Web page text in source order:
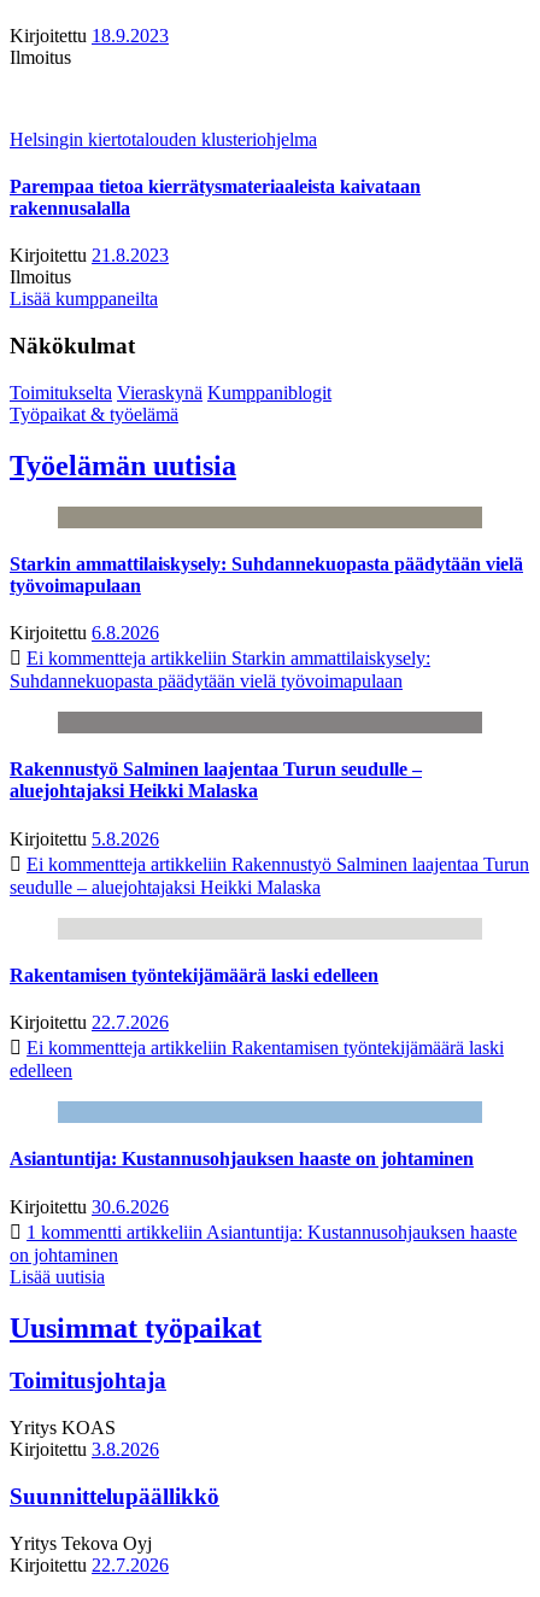
Kirjoitettu 18.9.2023
Ilmoitus
Helsingin kiertotalouden klusteriohjelma
Parempaa tietoa kierrätysmateriaaleista kaivataan
rakennusalalla
Kirjoitettu 21.8.2023
Ilmoitus
Lisää kumppaneilta
Näkökulmat
Toimitukselta Vieraskynä Kumppaniblogit
Työpaikat & työelämä
Työelämän uutisia
Starkin ammattilaiskysely: Suhdannekuopasta päädytään vielä
työvoimapulaan
Kirjoitettu 6.8.2026
Ei kommentteja artikkeliin Starkin ammattilaiskysely:
Suhdannekuopasta päädytään vielä työvoimapulaan
Rakennustyö Salminen laajentaa Turun seudulle –
aluejohtajaksi Heikki Malaska
Kirjoitettu 5.8.2026
Ei kommentteja artikkeliin Rakennustyö Salminen laajentaa Turun
seudulle – aluejohtajaksi Heikki Malaska
Rakentamisen työntekijämäärä laski edelleen
Kirjoitettu 22.7.2026
Ei kommentteja artikkeliin Rakentamisen työntekijämäärä laski
edelleen
Asiantuntija: Kustannusohjauksen haaste on johtaminen
Kirjoitettu 30.6.2026
1 kommentti artikkeliin Asiantuntija: Kustannusohjauksen haaste
on johtaminen
Lisää uutisia
Uusimmat työpaikat
Toimitusjohtaja
Yritys KOAS
Kirjoitettu 3.8.2026
Suunnittelupäällikkö
Yritys Tekova Oyj
Kirjoitettu 22.7.2026